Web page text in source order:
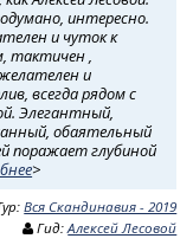
интересно.
и чуток к
тактичен ,
и
всегда рядом с
Элегантный,
обаятельный
поражает глубиной
>
Вся Скандинавия - 2019
Гид:Алексей Лесовой